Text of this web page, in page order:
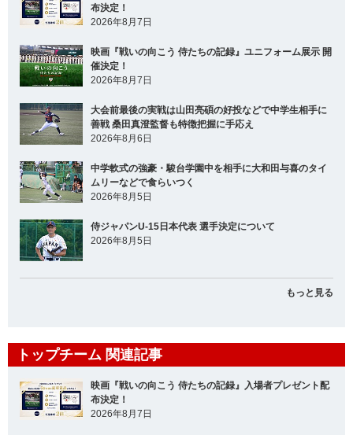
布決定！
2026年8月7日
映画『戦いの向こう 侍たちの記録』ユニフォーム展示 開
催決定！
2026年8月7日
大会前最後の実戦は山田亮碩の好投などで中学生相手に
善戦 桑田真澄監督も特徴把握に手応え
2026年8月6日
中学軟式の強豪・駿台学園中を相手に大和田与喜のタイ
ムリーなどで食らいつく
2026年8月5日
侍ジャパンU-15日本代表 選手決定について
2026年8月5日
もっと見る
トップチーム 関連記事
映画『戦いの向こう 侍たちの記録』入場者プレゼント配
布決定！
2026年8月7日